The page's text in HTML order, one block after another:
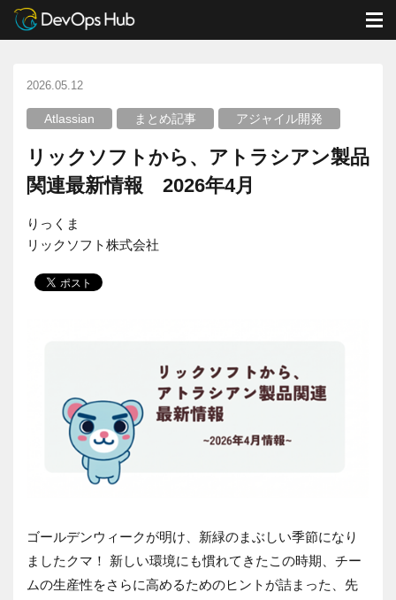
DevOps Hub ブログ
Atlassian
リックソフトから、アトラシアン製品関連最新情報 2026年4月
2026.05.12
Atlassian まとめ記事 アジャイル開発
リックソフトから、アトラシアン製品
関連最新情報 2026年4月
りっくま
リックソフト株式会社
ゴールデンウィークが明け、新緑のまぶしい季節になり
ましたクマ！ 新しい環境にも慣れてきたこの時期、チー
ムの生産性をさらに高めるためのヒントが詰まった、先